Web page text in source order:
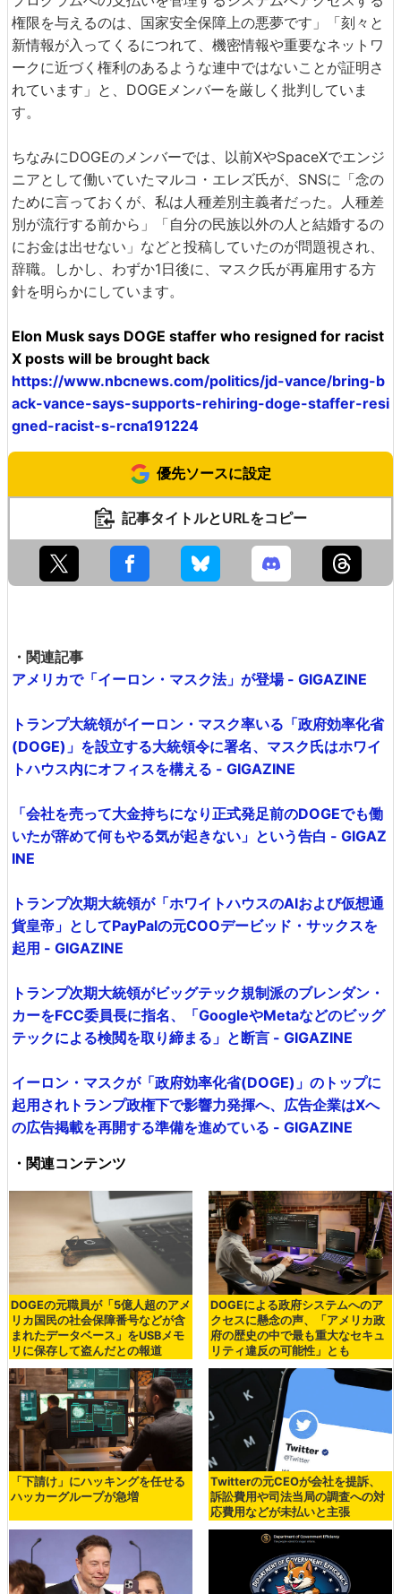
権限を与えるのは、国家安全保障上の悪夢です」「刻々と
新情報が入ってくるにつれて、機密情報や重要なネットワ
ークに近づく権利のあるような連中ではないことが証明さ
れています」と、DOGEメンバーを厳しく批判していま
す。
ちなみにDOGEのメンバーでは、以前XやSpaceXでエンジ
ニアとして働いていたマルコ・エレズ氏が、SNSに「念の
ために言っておくが、私は人種差別主義者だった。人種差
別が流行する前から」「自分の民族以外の人と結婚するの
にお金は出せない」などと投稿していたのが問題視され、
辞職。しかし、わずか1日後に、マスク氏が再雇用する方
針を明らかにしています。
Elon Musk says DOGE staffer who resigned for racist
X posts will be brought back
https://www.nbcnews.com/politics/jd-vance/bring-b
ack-vance-says-supports-rehiring-doge-staffer-resi
gned-racist-s-rcna191224
優先ソースに設定
記事タイトルとURLをコピー
・関連記事
アメリカで「イーロン・マスク法」が登場 - GIGAZINE
トランプ大統領がイーロン・マスク率いる「政府効率化省
(DOGE)」を設立する大統領令に署名、マスク氏はホワイ
トハウス内にオフィスを構える - GIGAZINE
「会社を売って大金持ちになり正式発足前のDOGEでも働
いたが辞めて何もやる気が起きない」という告白 - GIGAZ
INE
トランプ次期大統領が「ホワイトハウスのAIおよび仮想通
貨皇帝」としてPayPalの元COOデービッド・サックスを
起用 - GIGAZINE
トランプ次期大統領がビッグテック規制派のブレンダン・
カーをFCC委員長に指名、「GoogleやMetaなどのビッグ
テックによる検閲を取り締まる」と断言 - GIGAZINE
イーロン・マスクが「政府効率化省(DOGE)」のトップに
起用されトランプ政権下で影響力発揮へ、広告企業はXへ
の広告掲載を再開する準備を進めている - GIGAZINE
・関連コンテンツ
DOGEの元職員が「5億人超のアメ
リカ国民の社会保障番号などが含
まれたデータベース」をUSBメモ
リに保存して盗んだとの報道
DOGEによる政府システムへのア
クセスに懸念の声、「アメリカ政
府の歴史の中で最も重大なセキュ
リティ違反の可能性」とも
「下請け」にハッキングを任せる
ハッカーグループが急増
Twitterの元CEOが会社を提訴、
訴訟費用や司法当局の調査への対
応費用などが未払いと主張